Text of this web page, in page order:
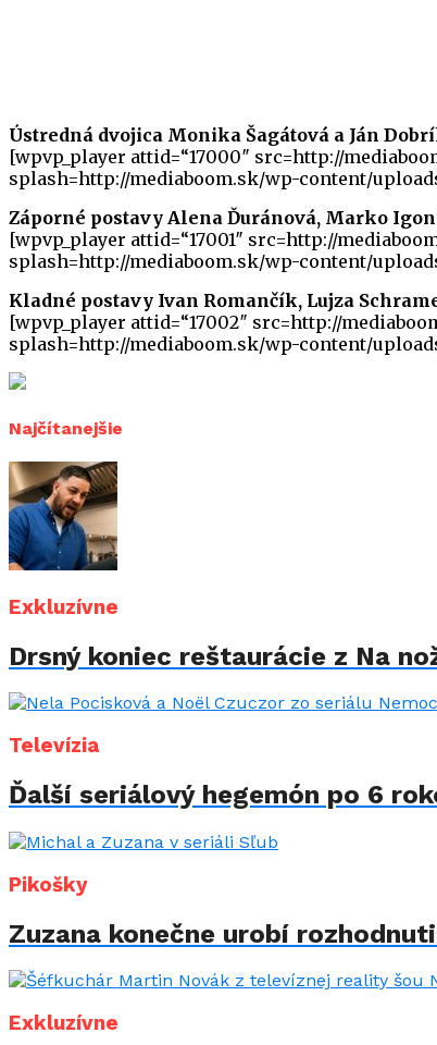
Ústredná dvojica Monika Šagátová a Ján
[wpvp_player attid=“17000″ src=http://
splash=http://mediaboom.sk/wp-content/
Záporné postavy Alena Ďuránová, Marko
[wpvp_player attid=“17001″ src=http://
splash=http://mediaboom.sk/wp-content/
Kladné postavy Ivan Romančík, Lujza
[wpvp_player attid=“17002″ src=http://
splash=http://mediaboom.sk/wp-content/
Najčítanejšie
Exkluzívne
Drsný koniec reštaurácie z Na
Televízia
Ďalší seriálový hegemón po 6
Pikošky
Zuzana konečne urobí
Exkluzívne